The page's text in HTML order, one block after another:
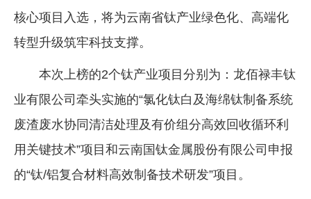
企业文化
《资源再生》杂志
行情报价
数字报
核心项目入选，将为云南省钛产业绿色化、高端化
转型升级筑牢科技支撑。
本次上榜的2个钛产业项目分别为：龙佰禄丰钛
业有限公司牵头实施的“氯化钛白及海绵钛制备系统
废渣废水协同清洁处理及有价组分高效回收循环利
用关键技术”项目和云南国钛金属股份有限公司申报
的“钛/铝复合材料高效制备技术研发”项目。